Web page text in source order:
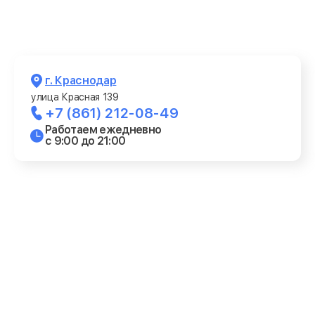
г. Краснодар
улица Красная 139
+7 (861) 212-08-49
Работаем ежедневно
с 9:00 до 21:00